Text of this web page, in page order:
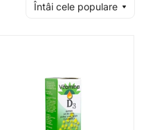
Întâi cele populare